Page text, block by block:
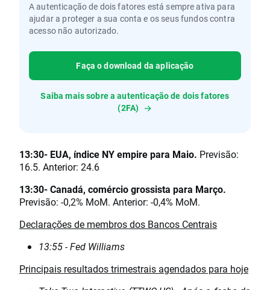
A autenticação de dois fatores está sempre ativa para
ajudar a proteger a sua conta e os seus fundos contra
acesso não autorizado.
Faça o download da aplicação
Saiba mais sobre a autenticação de dois fatores
(2FA)
13:30- EUA, índice NY empire para Maio. Previsão:
16.5. Anterior: 24.6
13:30- Canadá, comércio grossista para Março.
Previsão: -0,2% MoM. Anterior: -0,4% MoM.
Declarações de membros dos Bancos Centrais
13:55 - Fed Williams
Principais resultados trimestrais agendados para hoje